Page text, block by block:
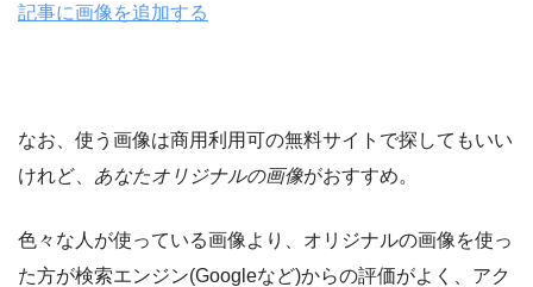
記事に画像を追加する
なお、使う画像は商用利用可の無料サイトで探してもいい
けれど、 あなたオリジナルの画像がおすすめ。
色々な人が使っている画像より、オリジナルの画像を使っ
た方が検索エンジン(Googleなど)からの評価がよく、アク